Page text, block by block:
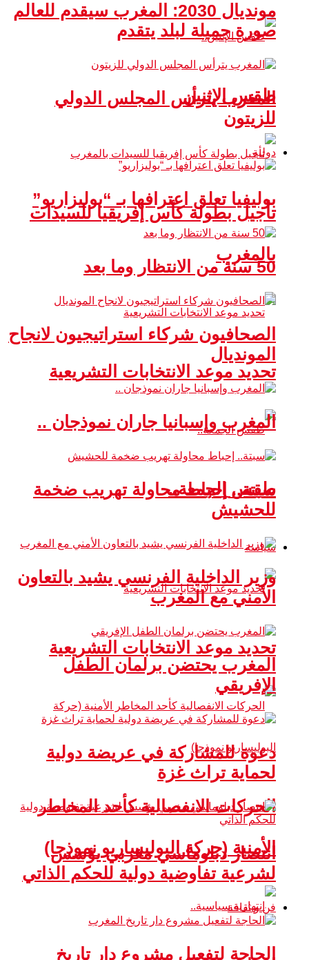
طقس الإثنين
تأجيل بطولة كأس إفريقيا للسيدات
بالمغرب
تحديد موعد الانتخابات التشريعية
طقس الجمعة..
سياسة
تحديد موعد الانتخابات التشريعية
الحركات الانفصالية كأحد المخاطر
الأمنية (حركة البوليساريو نموذجا)
مونديال 2030: المغرب سيقدم للعالم
صورة جميلة لبلد يتقدم
المغرب يترأس المجلس الدولي
للزيتون
دولية
بوليفيا تعلق اعترافها بـ “بوليزاريو”
50 سنة من الانتظار وما بعد
الصحافيون شركاء استراتيجيون لانجاح
المونديال
المغرب وإسبانيا جاران نموذجان ..
سبتة.. إحباط محاولة تهريب ضخمة
للحشيش
وزير الداخلية الفرنسي يشيد بالتعاون
الأمني مع المغرب
المغرب يحتضن برلمان الطفل
الإفريقي
دعوة للمشاركة في عريضة دولية
لحماية تراث غزة
انتصار دبلوماسي مغربي يؤسس
لشرعية تفاوضية دولية للحكم الذاتي
فن و ثقافة
الحاجة لتفعيل مشروع دار تاريخ